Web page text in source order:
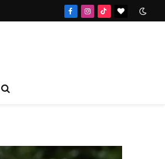
FacebookInstagram
TikTokBlogLovin